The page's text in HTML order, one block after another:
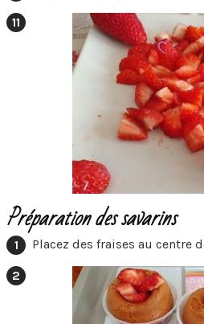
Préparation des savarins
Placez des fraises au centre